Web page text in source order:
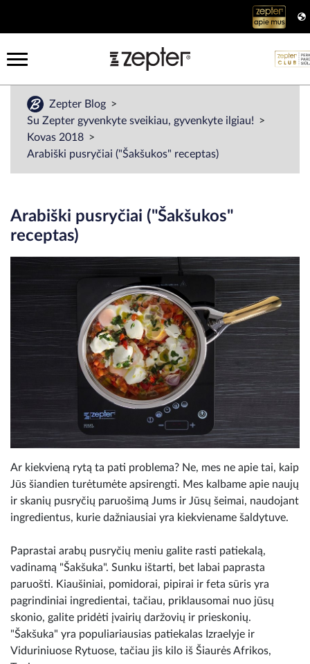
Zepter Blog
Su Zepter gyvenkyte sveikiau, gyvenkyte ilgiau!
Kovas 2018
Arabiški pusryčiai ("Šakšukos" receptas)
Arabiški pusryčiai ("Šakšukos"
receptas)
Ar kiekvieną rytą ta pati problema? Ne, mes ne apie tai, kaip
Jūs šiandien turėtumėte apsirengti. Mes kalbame apie naujų
ir skanių pusryčių paruošimą Jums ir Jūsų šeimai, naudojant
ingredientus, kurie dažniausiai yra kiekviename šaldytuve.
Paprastai arabų pusryčių meniu galite rasti patiekalą,
vadinamą "Šakšuka". Sunku ištarti, bet labai paprasta
paruošti. Kiaušiniai, pomidorai, pipirai ir feta sūris yra
pagrindiniai ingredientai, tačiau, priklausomai nuo jūsų
skonio, galite pridėti įvairių daržovių ir prieskonių.
"Šakšuka" yra populiariausias patiekalas Izraelyje ir
Viduriniuose Rytuose, tačiau jis kilo iš Šiaurės Afrikos,